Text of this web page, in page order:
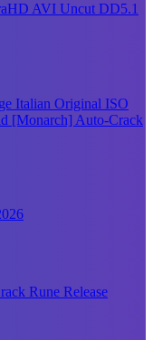
AVI Uncut DD5.1
Italian Original ISO
[Monarch] Auto-Crack
Rune Release